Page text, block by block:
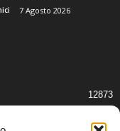
7 Agosto 2026
12873